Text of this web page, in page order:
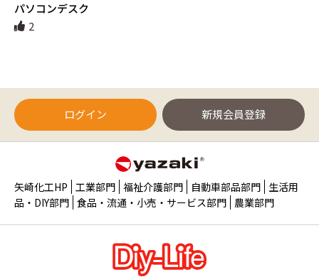
パソコンデスク
2
ログイン 新規会員登録
矢崎化工HP 工業部門 福祉介護部門 自動車部品部門 生活用
品・DIY部門 食品・流通・小売・サービス部門 農業部門